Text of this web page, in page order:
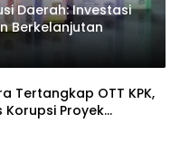
Daerah: Investasi
Berkelanjutan
Tertangkap OTT KPK,
Korupsi Proyek
Jasa